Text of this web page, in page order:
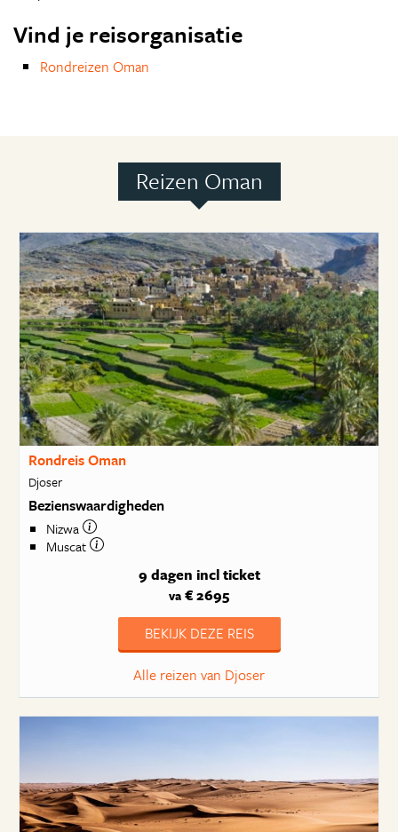
Vind je reisorganisatie
Rondreizen Oman
Reizen Oman
Rondreis Oman
Djoser
Bezienswaardigheden
Nizwa
Muscat
9 dagen incl ticket
va € 2695
BEKIJK DEZE REIS
Alle reizen van Djoser